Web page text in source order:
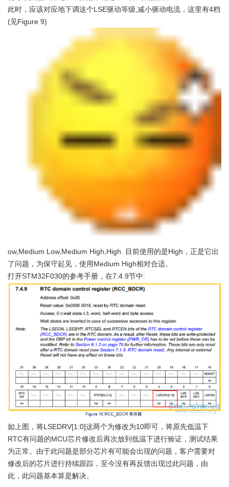
此时，应该对应地下调这个LSE驱动等级,减小驱动电流，这里有4档
(见Figure 9)
ow,Medium Low,Medium High,High. 目前使用的是High，正是它出
了问题，为保守起见，使用Medium High相对合适。
打开STM32F030的参考手册，在7.4.9节中:
如上图，将LSEDRV[1:0]这两个为修改为10即可，将原先低温下
RTC有问题的MCU芯片修改后再次放到低温下进行验证，测试结果
为正常。由于此问题是部分芯片有可能会出现的问题，客户需要对
修改后的芯片进行持续跟踪，至今没有再反馈出现过此问题，由
此，此问题基本算是解决。